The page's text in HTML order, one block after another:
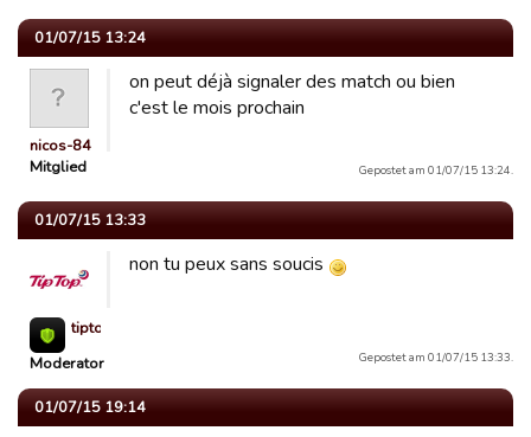
01/07/15 13:24
nicos-84
Mitglied
on peut déjà signaler des match ou bien
c'est le mois prochain
Gepostet am 01/07/15 13:24.
01/07/15 13:33
tiptop972
Moderator
non tu peux sans soucis
Gepostet am 01/07/15 13:33.
01/07/15 19:14